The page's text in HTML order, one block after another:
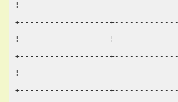
¦
+------------------
¦                  ¦
+------------------
¦
+------------------